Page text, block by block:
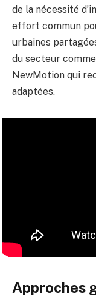
de la nécessité
effort commun
urbaines
du secteur
NewMotion qui
adaptées.
Approches